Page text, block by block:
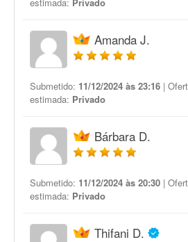
Amanda J.
Submetido: 11/12/2024 às 23:16 |
estimada: Privado
Bárbara D.
Submetido: 11/12/2024 às 20:30 |
estimada: Privado
Thifani D.